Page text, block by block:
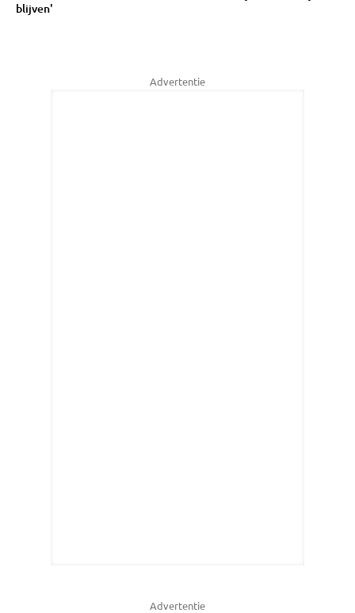
blijven'
Advertentie
Advertentie